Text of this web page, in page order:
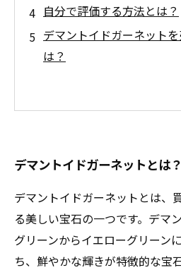
自分で評価する方法とは？
デマントイドガーネット
は？
デマントイドガーネットとは？
デマントイドガーネットとは、
る美しい宝石の一つです。デマ
グリーンからイエローグリーン
ち、鮮やかな輝きが特徴的な宝